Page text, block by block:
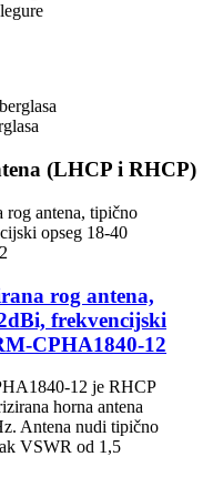
(LHCP i RHCP)
rog antena,
frekvencijski
CPHA1840-12
12 je RHCP
horna antena
Antena nudi tipično
VSWR od 1,5